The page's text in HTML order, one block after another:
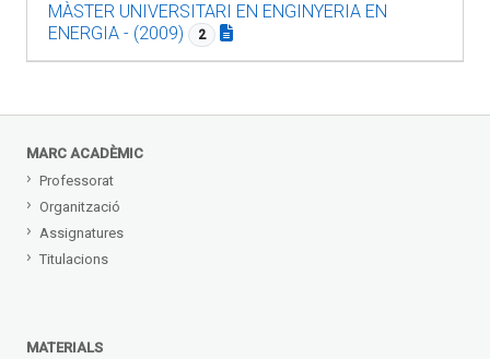
MÀSTER UNIVERSITARI EN ENGINYERIA EN
ENERGIA - (2009)
2
MARC ACADÈMIC
Professorat
Organització
Assignatures
Titulacions
MATERIALS